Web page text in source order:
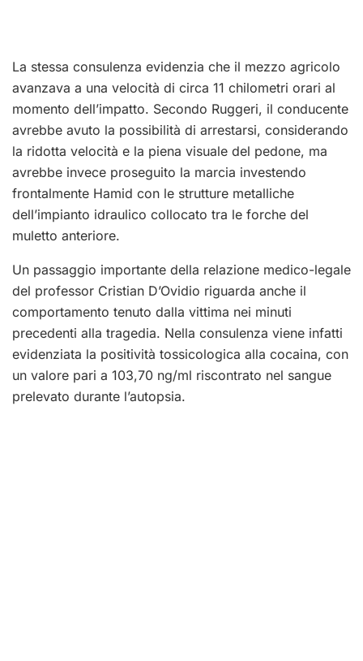
La stessa consulenza evidenzia che il mezzo agricolo
avanzava a una velocità di circa 11 chilometri orari al
momento dell’impatto. Secondo Ruggeri, il conducente
avrebbe avuto la possibilità di arrestarsi, considerando
la ridotta velocità e la piena visuale del pedone, ma
avrebbe invece proseguito la marcia investendo
frontalmente Hamid con le strutture metalliche
dell’impianto idraulico collocato tra le forche del
muletto anteriore.
Un passaggio importante della relazione medico-legale
del professor Cristian D’Ovidio riguarda anche il
comportamento tenuto dalla vittima nei minuti
precedenti alla tragedia. Nella consulenza viene infatti
evidenziata la positività tossicologica alla cocaina, con
un valore pari a 103,70 ng/ml riscontrato nel sangue
prelevato durante l’autopsia.